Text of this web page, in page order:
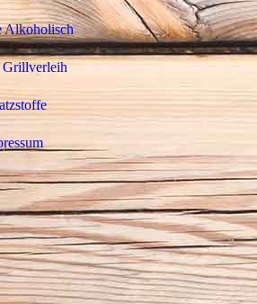
Alkoholisch
Grillverleih